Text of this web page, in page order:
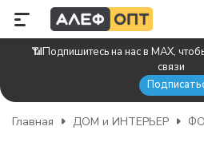
📶Подпишитесь на нас в MAX,
связи
Главная ДОМ и ИНТЕРЬЕР